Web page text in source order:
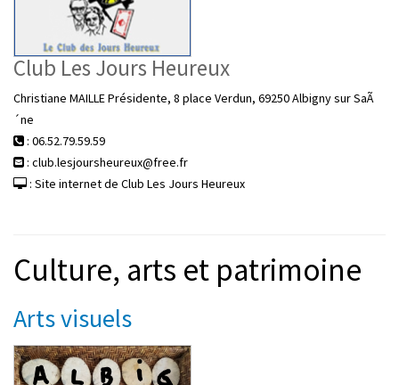
Club Les Jours Heureux
Christiane MAILLE Présidente, 8 place Verdun, 69250 Albigny sur SaÃ
´ne
: 06.52.79.59.59
: club.lesjoursheureux@free.fr
: Site internet de Club Les Jours Heureux
Culture, arts et patrimoine
Arts visuels